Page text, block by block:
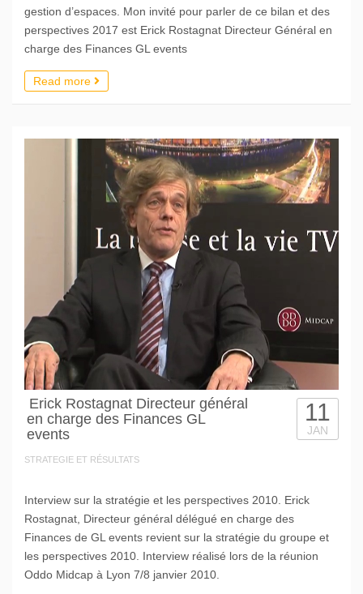
gestion d’espaces. Mon invité pour parler de ce bilan et des
perspectives 2017 est Erick Rostagnat Directeur Général en
charge des Finances GL events
Read more
Erick Rostagnat Directeur général
en charge des Finances GL
events
STRATEGIE ET RÉSULTATS
11
JAN
Interview sur la stratégie et les perspectives 2010. Erick
Rostagnat, Directeur général délégué en charge des
Finances de GL events revient sur la stratégie du groupe et
les perspectives 2010. Interview réalisé lors de la réunion
Oddo Midcap à Lyon 7/8 janvier 2010.